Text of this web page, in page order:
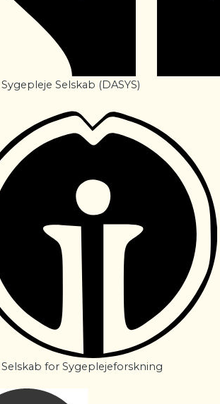
Selskab (DASYS)
for Sygeplejeforskning